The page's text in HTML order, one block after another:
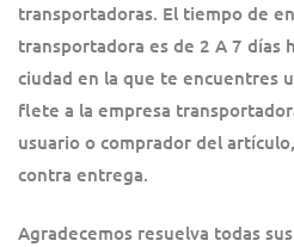
transportadoras. El tiempo de
transportadora es de 2 A 7 días
ciudad en la que te encuentres
flete a la empresa
usuario o comprador del
contra entrega.
Agradecemos resuelva todas